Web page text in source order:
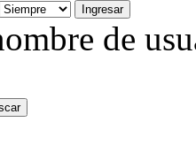
de